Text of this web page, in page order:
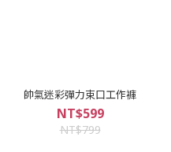
帥氣迷彩彈力束口工作褲
NT$599
NT$799